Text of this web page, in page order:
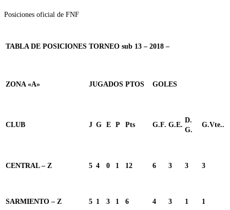
Posiciones oficial de FNF
TABLA DE POSICIONES TORNEO sub 13 – 2018 –
ZONA «A» JUGADOS PTOS GOLES
CLUB J G E P Pts G.F. G.E.
D.
G.
G.Vte..
CENTRAL – Z 5 4 0 1 12 6 3 3 3
SARMIENTO – Z 5 1 3 1 6 4 3 1 1